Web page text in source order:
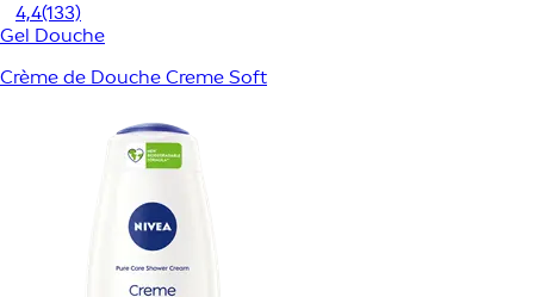
4,4(133)
Gel Douche
Crème de Douche Creme Soft